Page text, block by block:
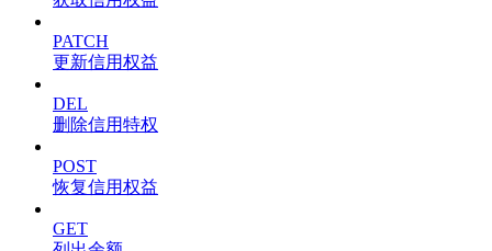
PATCH
更新信用权益
DEL
删除信用特权
POST
恢复信用权益
GET